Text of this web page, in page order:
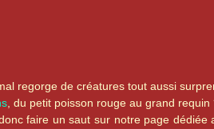
regorge de créatures tout aussi
, du petit poisson rouge au grand requin
faire un saut sur notre page dédiée